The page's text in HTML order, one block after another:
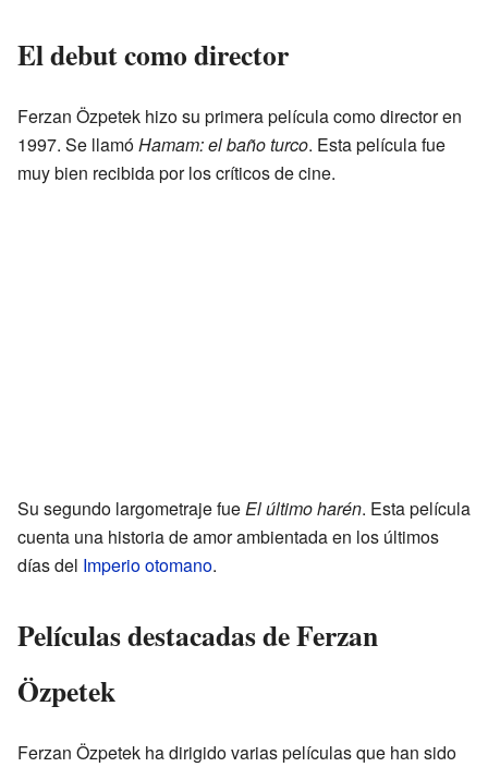
El debut como director
Ferzan Özpetek hizo su primera película como director en
1997. Se llamóHamam: el baño turco. Esta película fue
muy bien recibida por los críticos de cine.
Su segundo largometraje fueEl último harén. Esta película
cuenta una historia de amor ambientada en los últimos
días del Imperio otomano.
Películas destacadas de Ferzan
Özpetek
Ferzan Özpetek ha dirigido varias películas que han sido